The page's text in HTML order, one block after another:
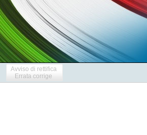
Avviso di rettifica
Errata corrige